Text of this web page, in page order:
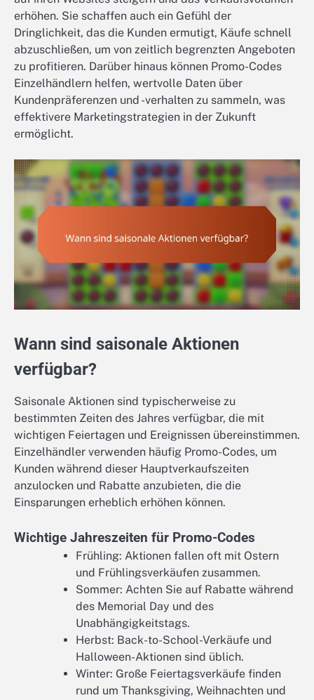
erhöhen. Sie schaffen auch ein Gefühl der
Dringlichkeit, das die Kunden ermutigt, Käufe schnell
abzuschließen, um von zeitlich begrenzten Angeboten
zu profitieren. Darüber hinaus können Promo-Codes
Einzelhändlern helfen, wertvolle Daten über
Kundenpräferenzen und -verhalten zu sammeln, was
effektivere Marketingstrategien in der Zukunft
ermöglicht.
Wann sind saisonale Aktionen
verfügbar?
Saisonale Aktionen sind typischerweise zu
bestimmten Zeiten des Jahres verfügbar, die mit
wichtigen Feiertagen und Ereignissen übereinstimmen.
Einzelhändler verwenden häufig Promo-Codes, um
Kunden während dieser Hauptverkaufszeiten
anzulocken und Rabatte anzubieten, die die
Einsparungen erheblich erhöhen können.
Wichtige Jahreszeiten für Promo-Codes
Frühling: Aktionen fallen oft mit Ostern
und Frühlingsverkäufen zusammen.
Sommer: Achten Sie auf Rabatte während
des Memorial Day und des
Unabhängigkeitstags.
Herbst: Back-to-School-Verkäufe und
Halloween-Aktionen sind üblich.
Winter: Große Feiertagsverkäufe finden
rund um Thanksgiving, Weihnachten und